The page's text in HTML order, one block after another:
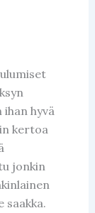
hyvä
kertoa
jonkin
saakka.